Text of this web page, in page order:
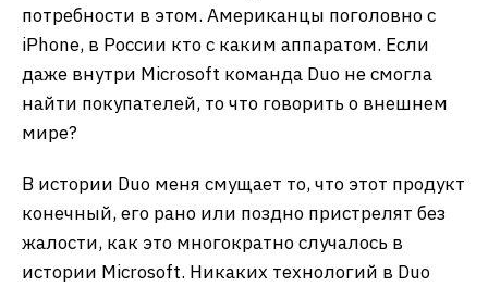
потребности в этом. Американцы поголовно с
iPhone, в России кто с каким аппаратом. Если
даже внутри Microsoft команда Duo не смогла
найти покупателей, то что говорить о внешнем
мире?
В истории Duo меня смущает то, что этот продукт
конечный, его рано или поздно пристрелят без
жалости, как это многократно случалось в
истории Microsoft. Никаких технологий в Duo